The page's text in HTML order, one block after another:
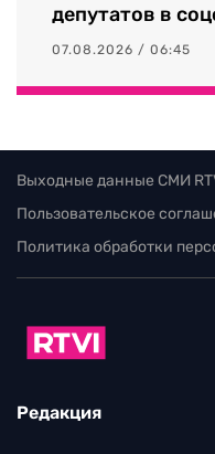
депутатов в
07.08.2026 / 06:45
Выходные данные СМИ
Пользовательское
Политика обработки
Редакция